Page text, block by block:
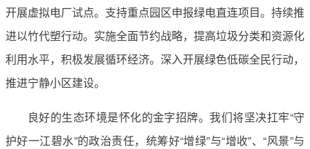
开展虚拟电厂试点。支持重点园区申报绿电直连项目。持续推
进以竹代塑行动。实施全面节约战略，提高垃圾分类和资源化
利用水平，积极发展循环经济。深入开展绿色低碳全民行动，
推进宁静小区建设。
良好的生态环境是怀化的金字招牌。我们将坚决扛牢“守
护好一江碧水”的政治责任，统筹好“增绿”与“增收”、“风景”与